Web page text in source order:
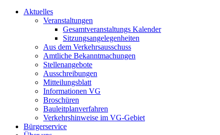
Aktuelles
Veranstaltungen
Gesamtveranstaltungs Kalender
Sitzungsangelegenheiten
Aus dem Verkehrsausschuss
Amtliche Bekanntmachungen
Stellenangebote
Ausschreibungen
Mitteilungsblatt
Informationen VG
Broschüren
Bauleitplanverfahren
Verkehrshinweise im VG-Gebiet
Bürgerservice